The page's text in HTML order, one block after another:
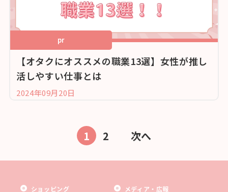
pr
【オタクにオススメの職業13選】女性が推し
活しやすい仕事とは
2024年09月20日
1 2 次へ
ショッピング メディア・広報